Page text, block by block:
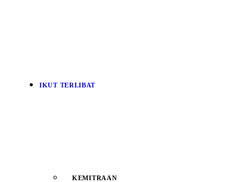
IKUT TERLIBAT
KEMITRAAN